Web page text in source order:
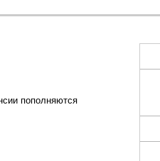
пополняются